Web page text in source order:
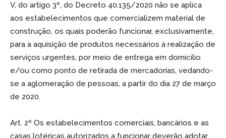
V, do artigo 3º, do Decreto 40.135/2020 não se aplica
aos estabelecimentos que comercializem material de
construção, os quais poderão funcionar, exclusivamente,
para a aquisição de produtos necessários à realização de
serviços urgentes, por meio de entrega em domicílio
e/ou como ponto de retirada de mercadorias, vedando-
se a aglomeração de pessoas, a partir do dia 27 de março
de 2020.
Art. 2º Os estabelecimentos comerciais, bancários e as
casas lotéricas autorizados a funcionar deverão adotar